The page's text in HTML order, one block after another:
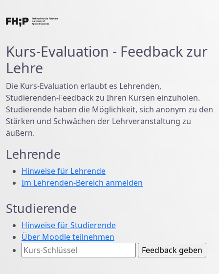
Kurs-Evaluation - Feedback zur
Lehre
Die Kurs-Evaluation erlaubt es Lehrenden,
Studierenden-Feedback zu Ihren Kursen einzuholen.
Studierende haben die Möglichkeit, sich anonym zu den
Stärken und Schwächen der Lehrveranstaltung zu
äußern.
Lehrende
Hinweise für Lehrende
Im Lehrenden-Bereich anmelden
Studierende
Hinweise für Studierende
Über Moodle teilnehmen